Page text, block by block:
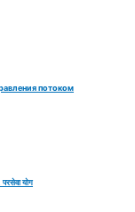
потоком
योग